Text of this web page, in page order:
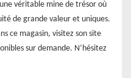
véritable mine de trésor où
de grande valeur et uniques.
ce magasin, visitez son site
sur demande. N’hésitez